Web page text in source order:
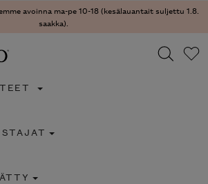
avoinna ma-pe 10-18 (kesälauantait suljettu 1.8.
saakka).
for results.